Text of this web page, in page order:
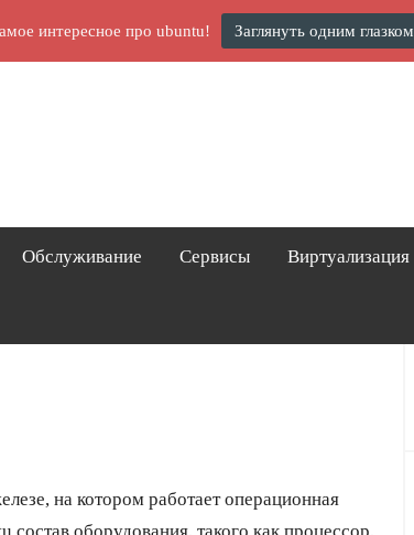
Обслуживание Сервисы Виртуализация
на котором работает операционная
оборудования, такого как процессор,
интересное про ubuntu! Заглянуть одним глазком